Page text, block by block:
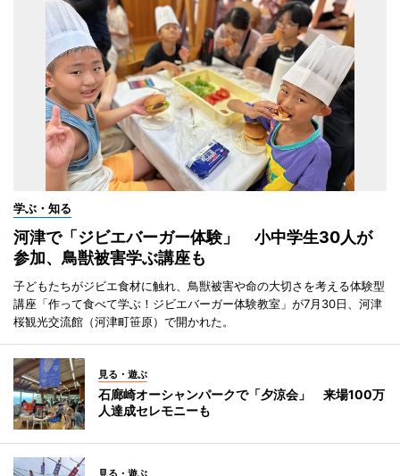
学ぶ・知る
河津で「ジビエバーガー体験」 小中学生30人が
参加、鳥獣被害学ぶ講座も
子どもたちがジビエ食材に触れ、鳥獣被害や命の大切さを考える体験型
講座「作って食べて学ぶ！ジビエバーガー体験教室」が7月30日、河津
桜観光交流館（河津町笹原）で開かれた。
見る・遊ぶ
石廊崎オーシャンパークで「夕涼会」 来場100万
人達成セレモニーも
見る・遊ぶ